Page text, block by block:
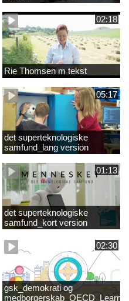
02:18
Rie Thomsen m tekst
05:17
det superteknologiske
samfund_lang version
01:13
det superteknologiske
samfund_kort version
02:30
gsk_demokrati og